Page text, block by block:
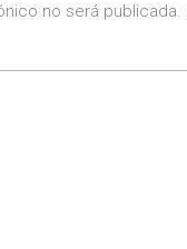
no será publicada.